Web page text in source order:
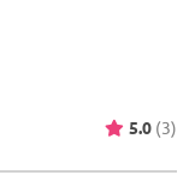
5.0 (3)